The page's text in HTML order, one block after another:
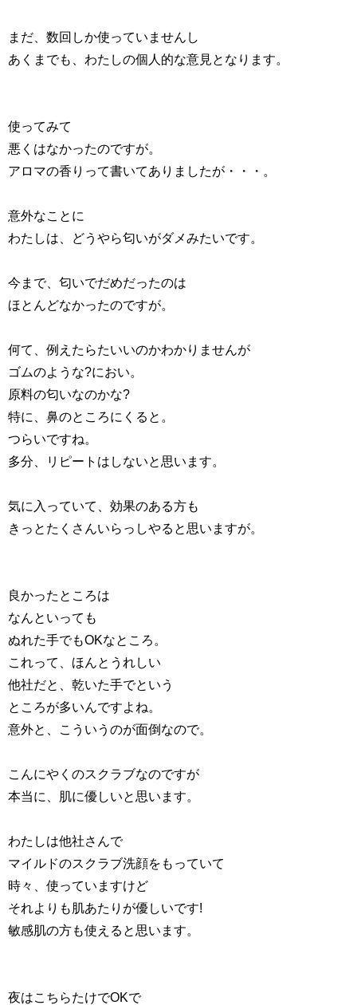
まだ、数回しか使っていませんし
あくまでも、わたしの個人的な意見となります。
使ってみて
悪くはなかったのですが。
アロマの香りって書いてありましたが・・・。
意外なことに
わたしは、どうやら匂いがダメみたいです。
今まで、匂いでだめだったのは
ほとんどなかったのですが。
何て、例えたらたいいのかわかりませんが
ゴムのような?におい。
原料の匂いなのかな?
特に、鼻のところにくると。
つらいですね。
多分、リピートはしないと思います。
気に入っていて、効果のある方も
きっとたくさんいらっしやると思いますが。
良かったところは
なんといっても
ぬれた手でもOKなところ。
これって、ほんとうれしい
他社だと、乾いた手でという
ところが多いんですよね。
意外と、こういうのが面倒なので。
こんにやくのスクラブなのですが
本当に、肌に優しいと思います。
わたしは他社さんで
マイルドのスクラブ洗顔をもっていて
時々、使っていますけど
それよりも肌あたりが優しいです!
敏感肌の方も使えると思います。
夜はこちらたけでOKで